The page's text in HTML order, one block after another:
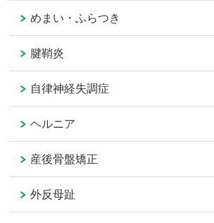
めまい・ふらつき
腱鞘炎
自律神経失調症
ヘルニア
産後骨盤矯正
外反母趾